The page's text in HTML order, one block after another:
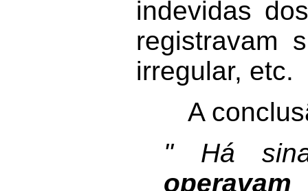
indevidas
registravam
irregular, etc.
A
" Há